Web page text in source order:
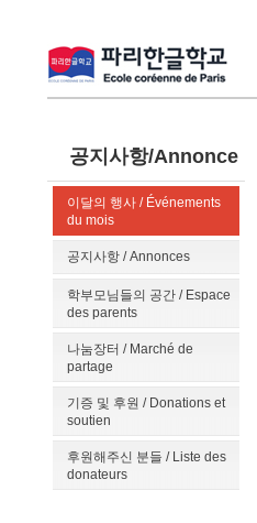
공지사항/Annonce
이달의 행사 / Événements
du mois
공지사항 / Annonces
학부모님들의 공간 / Espace
des parents
나눔장터 / Marché de
partage
기증 및 후원 / Donations et
soutien
후원해주신 분들 / Liste des
donateurs